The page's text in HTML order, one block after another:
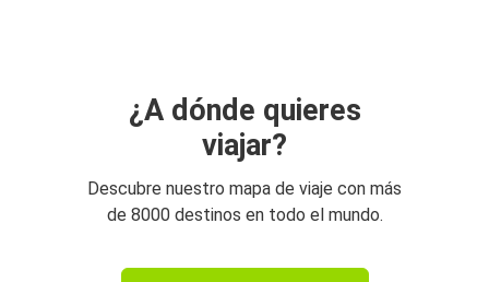
¿A dónde quieres
viajar?
Descubre nuestro mapa de viaje con más
de 8000 destinos en todo el mundo.